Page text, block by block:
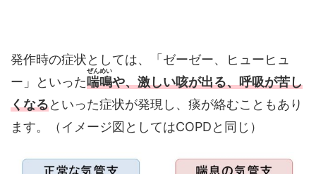
発作時の症状としては、「ゼーゼー、ヒューヒュ
ー」といった喘鳴
ぜんめい
や、激しい咳が出る、呼吸が苦し
くなるといった症状が発現し、痰が絡むこともあり
ます。（イメージ図としてはCOPDと同じ）